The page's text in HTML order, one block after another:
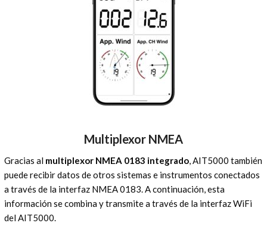
Multiplexor NMEA
Gracias al multiplexor NMEA 0183 integrado, AIT5000 también
puede recibir datos de otros sistemas e instrumentos conectados
a través de la interfaz NMEA 0183. A continuación, esta
información se combina y transmite a través de la interfaz WiFi
del AIT5000.